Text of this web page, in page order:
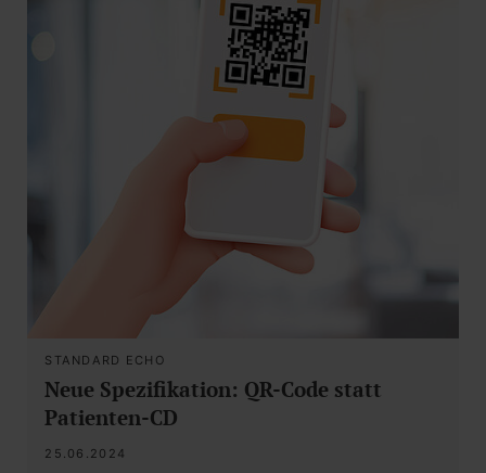
STANDARD ECHO
Neue Spezifikation: QR-Code statt
Patienten-CD
25.06.2024